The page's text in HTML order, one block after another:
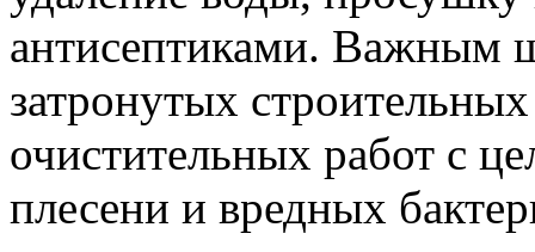
антисептиками. Важным
затронутых
очистительных работ с
плесени и вредных